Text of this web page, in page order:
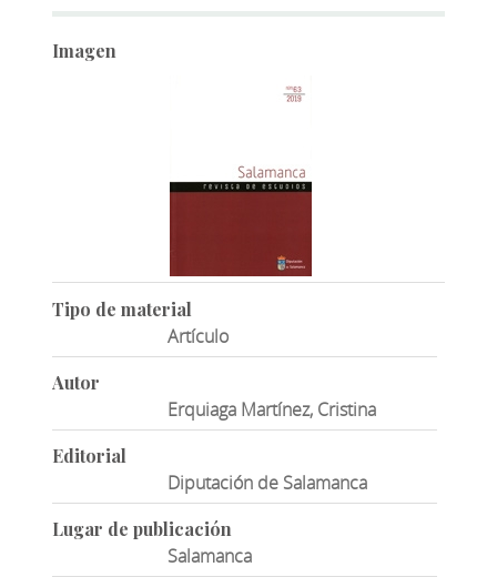
Imagen
Tipo de material
Artículo
Autor
Erquiaga Martínez, Cristina
Editorial
Diputación de Salamanca
Lugar de publicación
Salamanca